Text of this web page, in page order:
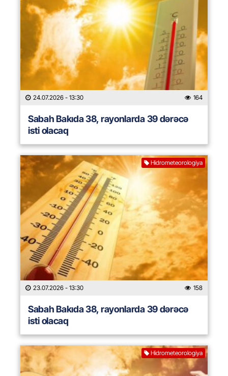
24.07.2026 - 13:30 164
Sabah Bakıda 38, rayonlarda 39 dərəcə
isti olacaq
Hidrometeorologiya
23.07.2026 - 13:30 158
Sabah Bakıda 38, rayonlarda 39 dərəcə
isti olacaq
Hidrometeorologiya